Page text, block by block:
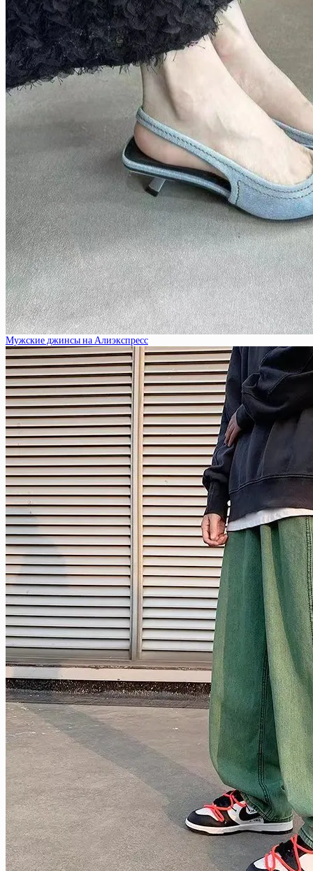
Мужские джинсы на Алиэкспресс